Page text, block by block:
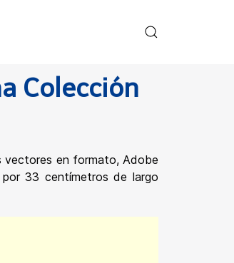
Colección
vectores en formato, Adobe
33 centímetros de largo